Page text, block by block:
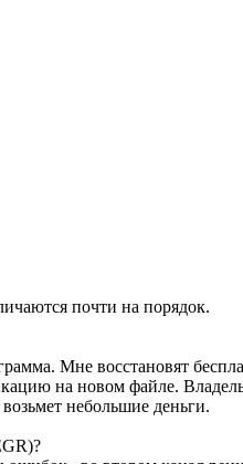
почти на порядок.
Мне восстановят
на новом файле.
небольшие деньги.